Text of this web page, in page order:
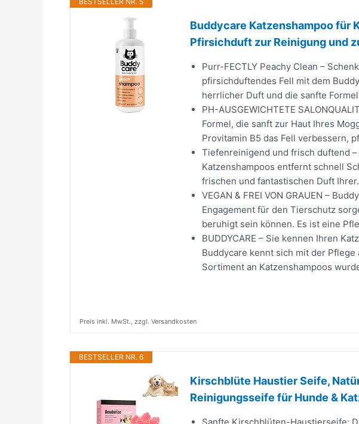
Buddycare Katzenshampoo für
Pfirsichduft zur Reinigung und
Purr-FECTLY Peachy Clean –
pfirsichduftendes Fell mit dem
herrlicher Duft und die sanfte
PH-AUSGEWICHTETE
Formel, die sanft zur Haut Ihres
Provitamin B5 das Fell verbessern,
Tiefenreinigend und frisch duftend
Katzenshampoos entfernt schnell
frischen und fantastischen Duft
VEGAN & FREI VON GRAUEN –
Engagement für den Tierschutz
beruhigt sein können. Es ist eine
BUDDYCARE – Sie kennen Ihren
Buddycare kennt sich mit der
Sortiment an Katzenshampoos
Preis inkl. MwSt., zzgl. Versandkosten
BESTSELLER NR. 6
Kirschblüte Haustier Seife,
Reinigungsseife für Hunde &